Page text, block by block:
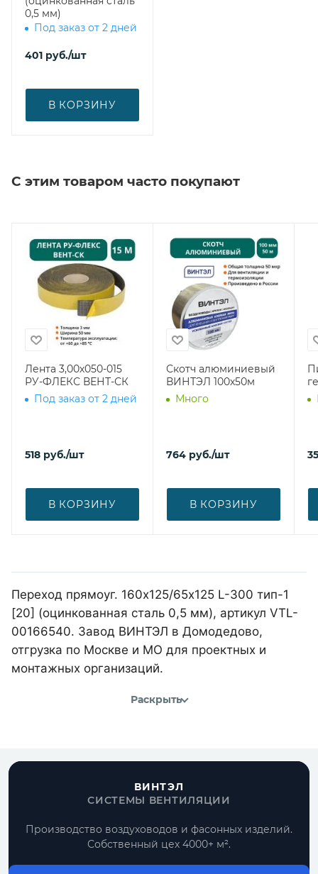
0,5 мм)
Под заказ от 2 дней
401 руб./шт
В КОРЗИНУ
С этим товаром часто покупают
Лента 3,00х050-015
РУ-ФЛЕКС ВЕНТ-СК
Под заказ от 2 дней
518 руб./шт
В КОРЗИНУ
Скотч алюминиевый
ВИНТЭЛ 100х50м
Много
764 руб./шт
В КОРЗИНУ
Переход прямоуг. 160х125/65х125 L-300 тип-1
[20] (оцинкованная сталь 0,5 мм), артикул VTL-
00166540. Завод ВИНТЭЛ в Домодедово,
отгрузка по Москве и МО для проектных и
монтажных организаций.
Раскрыть
ВИНТЭЛ
СИСТЕМЫ ВЕНТИЛЯЦИИ
Производство воздуховодов и фасонных изделий.
Собственный цех 4000+ м².